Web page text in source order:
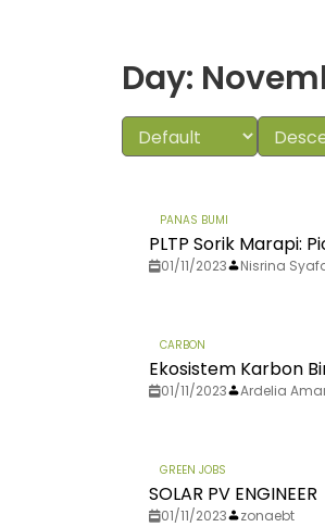
Day:
PANAS BUMI
PLTP Sorik Marapi:
01/11/2023 Nisrina
CARBON
Ekosistem Karbon
01/11/2023 Ardelia
GREEN JOBS
SOLAR PV ENGINEER
01/11/2023 zonaebt